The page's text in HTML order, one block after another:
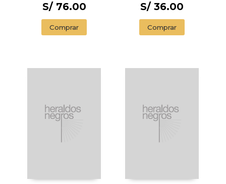
S/ 76.00
Comprar
S/ 36.00
Comprar